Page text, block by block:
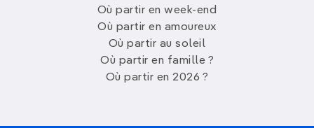
Où partir en week-end
Où partir en amoureux
Où partir au soleil
Où partir en famille ?
Où partir en 2026 ?